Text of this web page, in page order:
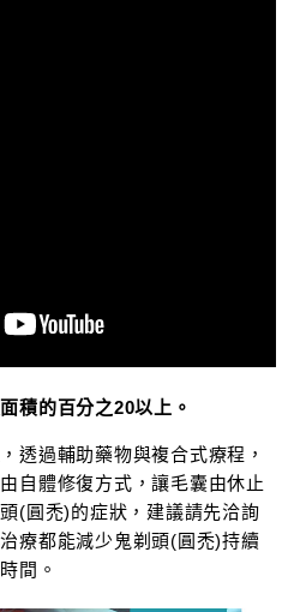
積的百分之20以上。
透過輔助藥物與複合式療程，
自體修復方式，讓毛囊由休止
(圓禿)的症狀，建議請先洽詢
療都能減少鬼剃頭(圓禿)持續
間。